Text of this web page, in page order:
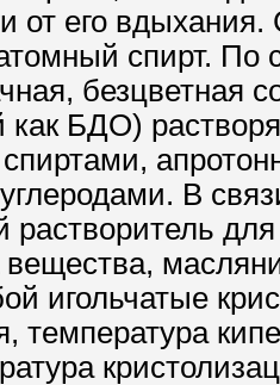
от его
спирт. По
безцветная
как БДО)
В
растворитель
вещества,
игольчатые
температура